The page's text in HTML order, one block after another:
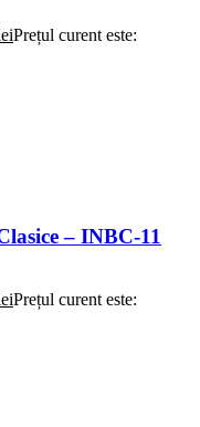
Prețul curent este:
– INBC-11
Prețul curent este: